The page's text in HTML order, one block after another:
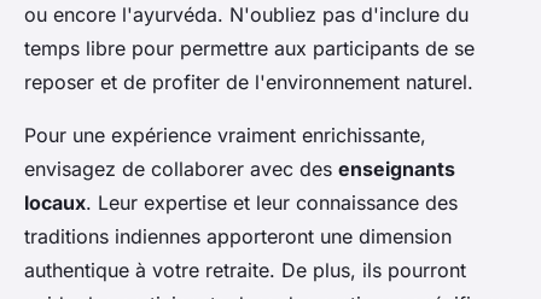
ou encore l'ayurvéda. N'oubliez pas d'inclure du
temps libre pour permettre aux participants de se
reposer et de profiter de l'environnement naturel.
Pour une expérience vraiment enrichissante,
envisagez de collaborer avec des enseignants
locaux. Leur expertise et leur connaissance des
traditions indiennes apporteront une dimension
authentique à votre retraite. De plus, ils pourront